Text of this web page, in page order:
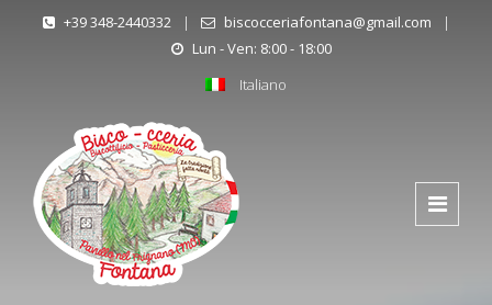
+39 348-2440332 | biscocceriafontana@gmail.com
|
Lun - Ven: 8:00 - 18:00
Italiano